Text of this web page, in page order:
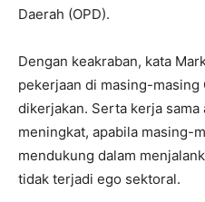
Daerah (OPD).
Dengan keakraban, kata
pekerjaan di masing-masing
dikerjakan. Serta kerja sama
meningkat, apabila masing-
mendukung dalam
tidak terjadi ego sektoral.